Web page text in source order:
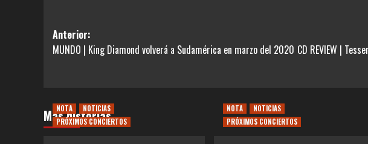
Navegación
de
Anterior:
MUNDO | King Diamond volverá a Sudamérica en marzo del 2020 CD REVIEW |
Más historias
NOTA
NOTICIAS
PRÓXIMOS CONCIERTOS
NOTA
NOTICIAS
PRÓXIMOS CONCIERTOS